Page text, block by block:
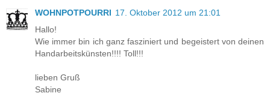
WOHNPOTPOURRI 17. Oktober 2012 um 21:01
Hallo!
Wie immer bin ich ganz fasziniert und begeistert von deinen
Handarbeitskünsten!!!! Toll!!!
lieben Gruß
Sabine